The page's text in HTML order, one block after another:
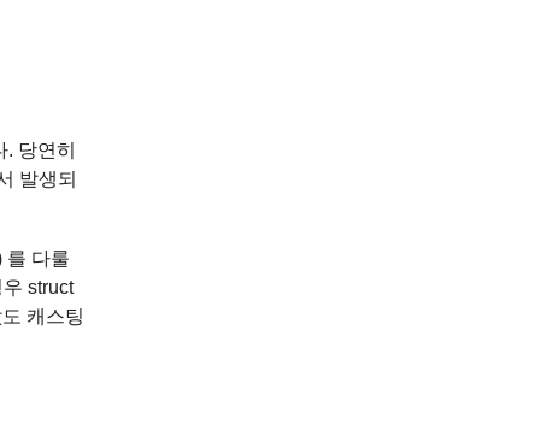
당연히
발생되
를 다룰
struct
캐스팅